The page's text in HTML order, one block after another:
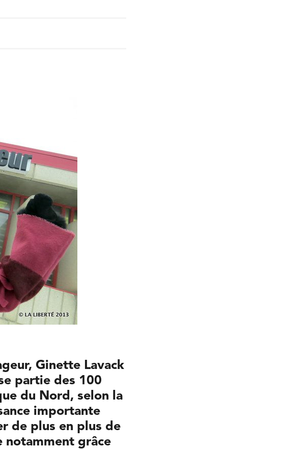
Ginette Lavack
partie des 100
du Nord, selon la
importante
de plus en plus de
notamment grâce